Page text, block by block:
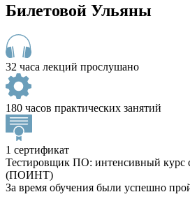
Билетовой Ульяны
32 часа лекций прослушано
180 часов практических занятий
1 сертификат
Тестировщик ПО: интенсивный курс
(ПОИНТ)
За время обучения были успешно